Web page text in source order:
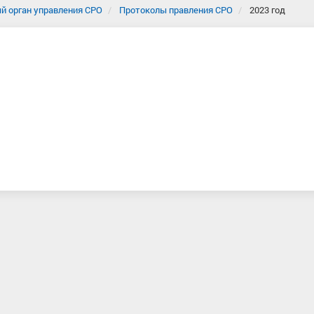
орган управления СРО Протоколы правления СРО 2023 год